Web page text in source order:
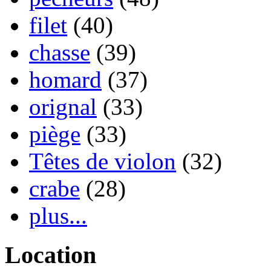
filet (40)
chasse (39)
homard (37)
orignal (33)
piège (33)
Têtes de violon (32)
crabe (28)
plus...
Location